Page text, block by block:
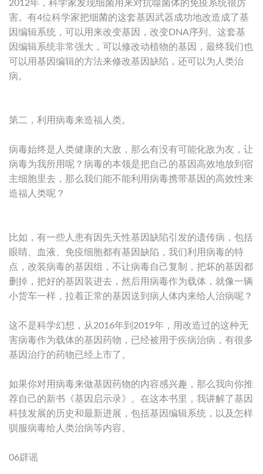
2012年，科学家发现细菌用来对抗噬菌体的免疫系统很厉
害。有4位科学家把细菌的这套基因武器成功地改造成了基
因编辑系统，可以用来改变基因，改变DNA序列。这套基
因编辑系统非常强大，可以修改动植物的基因，最终我们也
可以用基因编辑的方法来修改基因缺陷，还可以为人类治
病。
第二，利用病毒来造福人类。
病毒始终是人类健康的大敌，那么有没有可能化敌为友，让
病毒为我所用呢？病毒的本领是把自己的基因高效地放到宿
主细胞里去，那么我们能不能利用病毒携带基因的高效性来
造福人类呢？
比如，有一些人患有因先天性基因缺陷引发的遗传病，包括
眼睛、血液、免疫细胞都有基因缺陷，我们利用病毒的特
点，改装病毒的基因组，不让病毒自己复制，把坏的基因都
删掉，把好的基因装进去，然后用病毒作为载体，就像一辆
小货车一样，拉着正常的基因送到病人体内来给人治病呢？
这不是科学幻想，从2016年到2019年，用改造过的这种无
害病毒作为载体的基因药物，已经被用于疾病治病，有很多
基因治疗的药物已经上市了。
如果你对用病毒来做基因药物的内容感兴趣，那么我向你推
荐自己的新书《基因启示录》。在这本书里，我讲解了基因
科技发展的历史和最新进展，包括基因编辑系统，以及怎样
驯服病毒给人类治病等内容。
06辟谣